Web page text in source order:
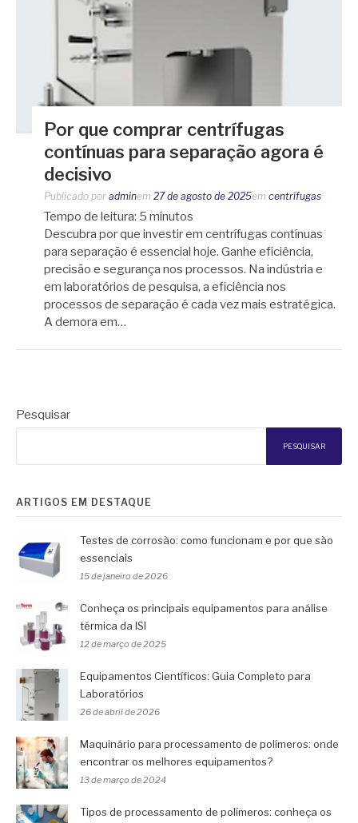
Por que comprar centrífugas
contínuas para separação agora é
decisivo
Publicado por adminem 27 de agosto de 2025em centrífugas
Tempo de leitura: 5 minutos
Descubra por que investir em centrífugas contínuas
para separação é essencial hoje. Ganhe eficiência,
precisão e segurança nos processos. Na indústria e
em laboratórios de pesquisa, a eficiência nos
processos de separação é cada vez mais estratégica.
A demora em…
Pesquisar
PESQUISAR
ARTIGOS EM DESTAQUE
Testes de corrosão: como funcionam e por que são
essenciais
15 de janeiro de 2026
Conheça os principais equipamentos para análise
térmica da ISI
12 de março de 2025
Equipamentos Científicos: Guia Completo para
Laboratórios
26 de abril de 2026
Maquinário para processamento de polímeros: onde
encontrar os melhores equipamentos?
13 de março de 2024
Tipos de processamento de polímeros: conheça os